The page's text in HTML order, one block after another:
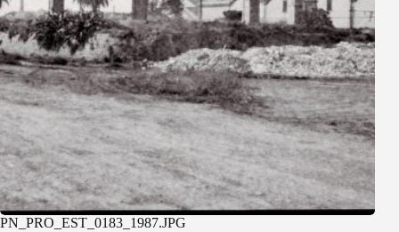
PN_PRO_EST_0183_1987.JPG